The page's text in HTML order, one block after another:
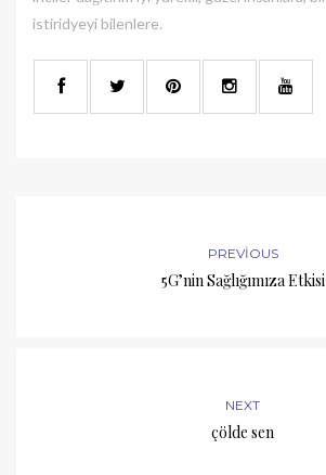
istiridyeyi bilenlere.
PREVIOUS
5G’nin Sağlığımıza Etkisi
NEXT
çölde sen